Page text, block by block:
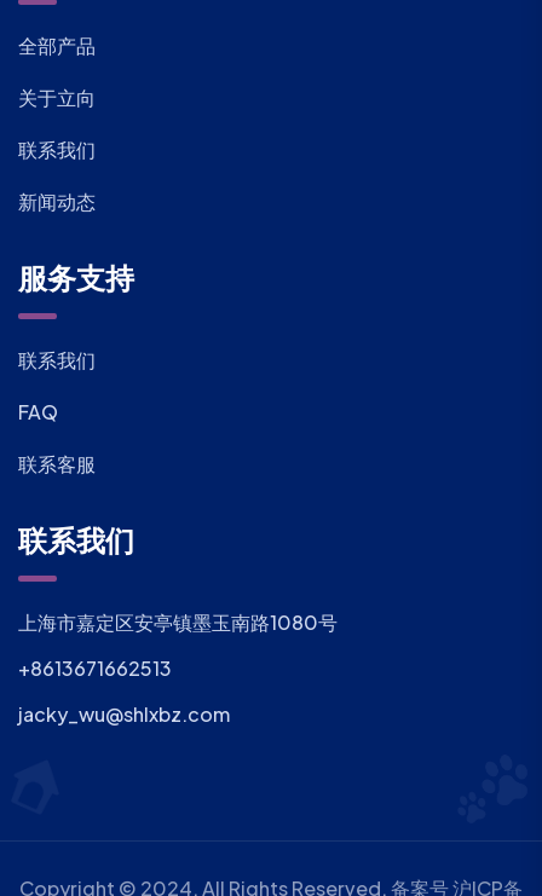
全部产品
关于立向
联系我们
新闻动态
服务支持
联系我们
FAQ
联系客服
联系我们
上海市嘉定区安亭镇墨玉南路1080号
+8613671662513
jacky_wu@shlxbz.com
Copyright © 2024. All Rights Reserved. 备案号沪ICP备